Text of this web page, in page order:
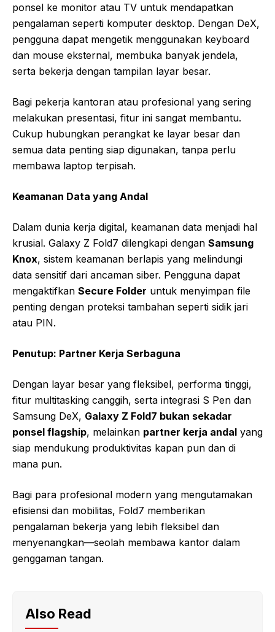
ponsel ke monitor atau TV untuk mendapatkan
pengalaman seperti komputer desktop. Dengan DeX,
pengguna dapat mengetik menggunakan keyboard
dan mouse eksternal, membuka banyak jendela,
serta bekerja dengan tampilan layar besar.
Bagi pekerja kantoran atau profesional yang sering
melakukan presentasi, fitur ini sangat membantu.
Cukup hubungkan perangkat ke layar besar dan
semua data penting siap digunakan, tanpa perlu
membawa laptop terpisah.
Keamanan Data yang Andal
Dalam dunia kerja digital, keamanan data menjadi hal
krusial. Galaxy Z Fold7 dilengkapi dengan Samsung
Knox, sistem keamanan berlapis yang melindungi
data sensitif dari ancaman siber. Pengguna dapat
mengaktifkan Secure Folder untuk menyimpan file
penting dengan proteksi tambahan seperti sidik jari
atau PIN.
Penutup: Partner Kerja Serbaguna
Dengan layar besar yang fleksibel, performa tinggi,
fitur multitasking canggih, serta integrasi S Pen dan
Samsung DeX, Galaxy Z Fold7 bukan sekadar
ponsel flagship, melainkan partner kerja andal yang
siap mendukung produktivitas kapan pun dan di
mana pun.
Bagi para profesional modern yang mengutamakan
efisiensi dan mobilitas, Fold7 memberikan
pengalaman bekerja yang lebih fleksibel dan
menyenangkan—seolah membawa kantor dalam
genggaman tangan.
Also Read